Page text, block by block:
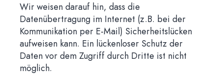
Wir weisen darauf hin, dass die
Datenübertragung im Internet (z.B. bei der
Kommunikation per E-Mail) Sicherheitslücken
aufweisen kann. Ein lückenloser Schutz der
Daten vor dem Zugriff durch Dritte ist nicht
möglich.